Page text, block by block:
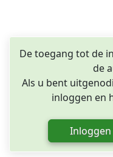
De toegang tot de
de
Als u bent
inloggen en